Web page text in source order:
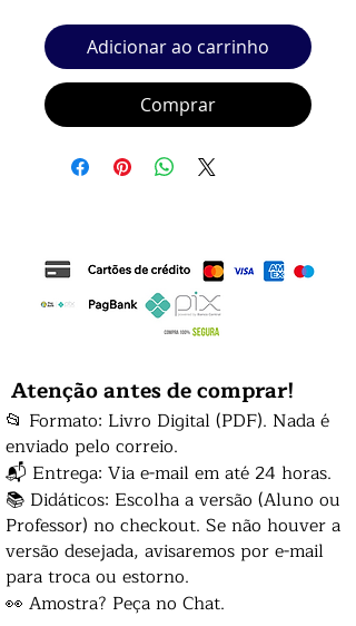
Adicionar ao carrinho
Comprar
Atenção antes de comprar!
📂 Formato: Livro Digital (PDF). Nada é
enviado pelo correio.
📬 Entrega: Via e-mail em até 24 horas.
📚 Didáticos: Escolha a versão (Aluno ou
Professor) no checkout. Se não houver a
versão desejada, avisaremos por e-mail
para troca ou estorno.
👀 Amostra? Peça no Chat.